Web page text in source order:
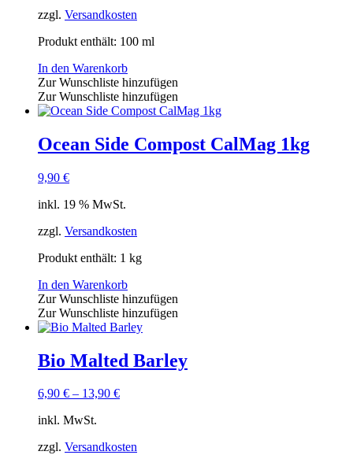
zzgl. Versandkosten
Produkt enthält: 100 ml
In den Warenkorb
Zur Wunschliste hinzufügen
Zur Wunschliste hinzufügen
Ocean Side Compost CalMag 1kg
9,90 €
inkl. 19 % MwSt.
zzgl. Versandkosten
Produkt enthält: 1 kg
In den Warenkorb
Zur Wunschliste hinzufügen
Zur Wunschliste hinzufügen
Bio Malted Barley
6,90 € – 13,90 €
inkl. MwSt.
zzgl. Versandkosten